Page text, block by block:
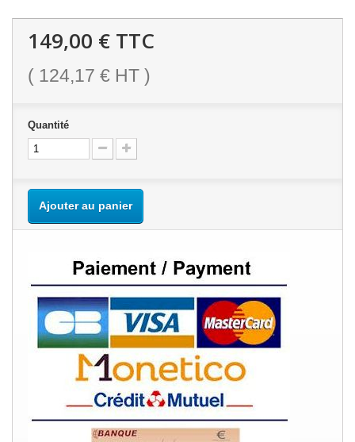
149,00 € TTC
( 124,17 € HT )
Quantité
Ajouter au panier